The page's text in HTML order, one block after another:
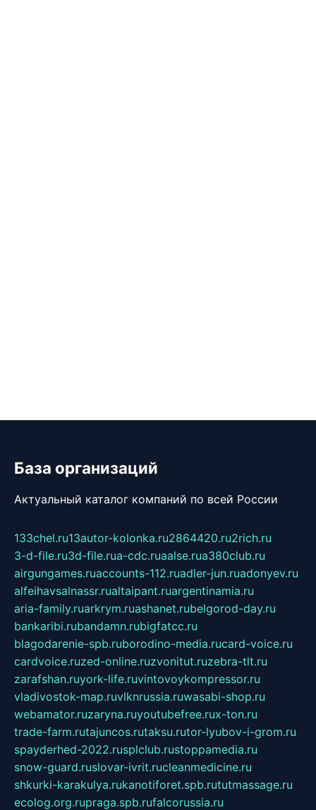
База организаций
Актуальный каталог компаний по всей России
133chel.ru13autor-kolonka.ru2864420.ru2rich.ru
3-d-file.ru3d-file.rua-cdc.ruaalse.rua380club.ru
airgungames.ruaccounts-112.ruadler-jun.ruadonyev.ru
alfeihavsalnassr.rualtaipant.ruargentinamia.ru
aria-family.ruarkrym.ruashanet.rubelgorod-day.ru
bankaribi.rubandamn.rubigfatcc.ru
blagodarenie-spb.ruborodino-media.rucard-voice.ru
cardvoice.ruzed-online.ruzvonitut.ruzebra-tlt.ru
zarafshan.ruyork-life.ruvintovoykompressor.ru
vladivostok-map.ruvlknrussia.ruwasabi-shop.ru
webamator.ruzaryna.ruyoutubefree.rux-ton.ru
trade-farm.rutajuncos.rutaksu.rutor-lyubov-i-grom.ru
spayderhed-2022.rusplclub.rustoppamedia.ru
snow-guard.ruslovar-ivrit.rucleanmedicine.ru
shkurki-karakulya.rukanotiforet.spb.rututmassage.ru
ecolog.org.rupraga.spb.rufalcorussia.ru